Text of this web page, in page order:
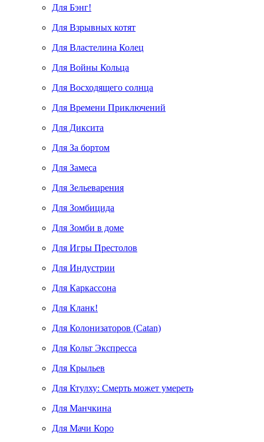
Для Бэнг!
Для Взрывных котят
Для Властелина Колец
Для Войны Кольца
Для Восходящего солнца
Для Времени Приключений
Для Диксита
Для За бортом
Для Замеса
Для Зельеварения
Для Зомбицида
Для Зомби в доме
Для Игры Престолов
Для Индустрии
Для Каркассона
Для Кланк!
Для Колонизаторов (Catan)
Для Кольт Экспресса
Для Крыльев
Для Ктулху: Смерть может умереть
Для Манчкина
Для Мачи Коро